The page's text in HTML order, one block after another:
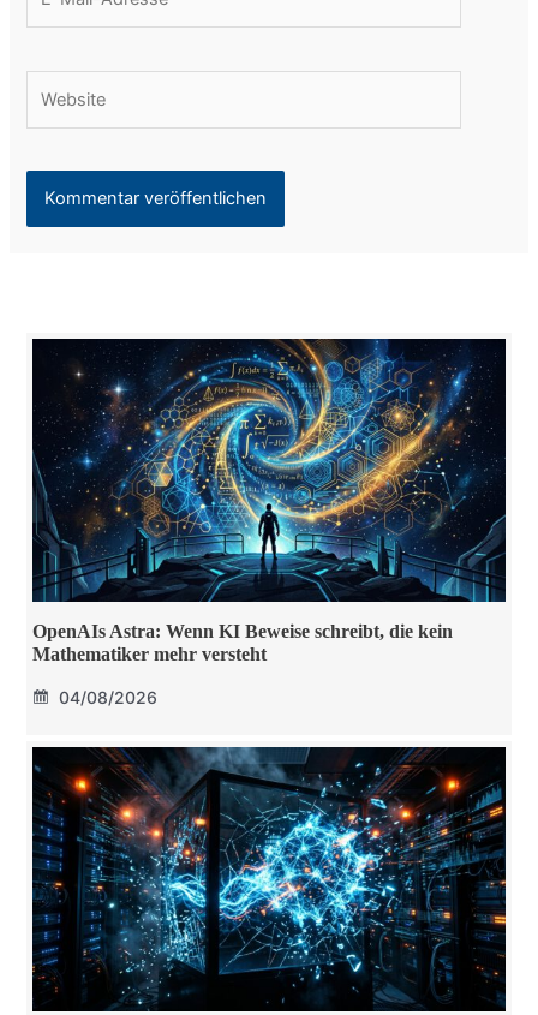
Mail-
OpenAIs Astra: Wenn KI Beweise schreibt, die kein
Mathematiker mehr versteht
04/08/2026